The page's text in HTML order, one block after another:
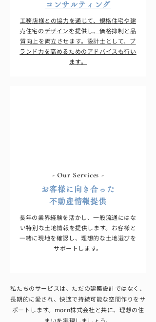
コンサルティング
工務店様との協力を通じて、規格住宅や建
売住宅のデザインを提供し、価格抑制と品
質向上を両立させます。設計士として、ブ
ランド力を高めるためのアドバイスも行い
ます。
- Our Services -
お客様に向き合った
不動産情報提供
長年の業界経験を活かし、一般流通にはな
い特別な土地情報を提供します。お客様と
一緒に現地を確認し、理想的な土地選びを
サポートします。
私たちのサービスは、ただの建築設計ではなく、
長期的に愛され、快適で持続可能な空間作りをサ
ポートします。morn株式会社と共に、理想の住
まいを実現しましょう。